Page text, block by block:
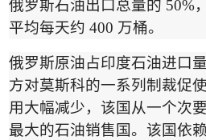
俄罗斯石油出口总量的 50%
平均每天约 400 万桶。
俄罗斯原油占印度石油进口
方对莫斯科的一系列制裁促
用大幅减少，该国从一个次
最大的石油销售国。该国依